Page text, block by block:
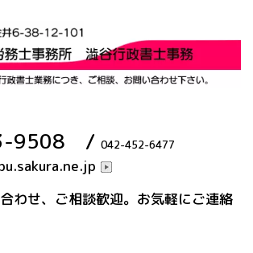
9508 / 042-452-6477
わせ、ご相談歓迎。お気軽にご連絡